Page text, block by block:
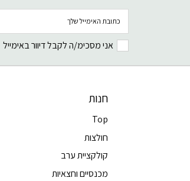
אני מסכימ/ה לקבל דיוור באימייל
חנות
Top
חולצות
קולקציית ערב
מכנסיים וחצאיות